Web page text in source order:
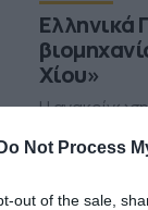
Do Not Process
out of the sale,
Ελληνικά
Χίου»
Η ανακοίνωση